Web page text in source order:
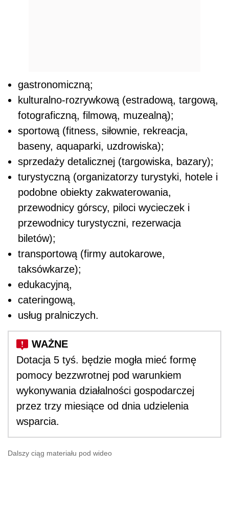
gastronomiczną;
kulturalno-rozrywkową (estradową, targową,
fotograficzną, filmową, muzealną);
sportową (fitness, siłownie, rekreacja,
baseny, aquaparki, uzdrowiska);
sprzedaży detalicznej (targowiska, bazary);
turystyczną (organizatorzy turystyki, hotele i
podobne obiekty zakwaterowania,
przewodnicy górscy, piloci wycieczek i
przewodnicy turystyczni, rezerwacja
biletów);
transportową (firmy autokarowe,
taksówkarze);
edukacyjną,
cateringową,
usług pralniczych.
Dotacja 5 tyś. będzie mogła mieć formę
pomocy bezzwrotnej pod warunkiem
wykonywania działalności gospodarczej
przez trzy miesiące od dnia udzielenia
wsparcia.
Dalszy ciąg materiału pod wideo